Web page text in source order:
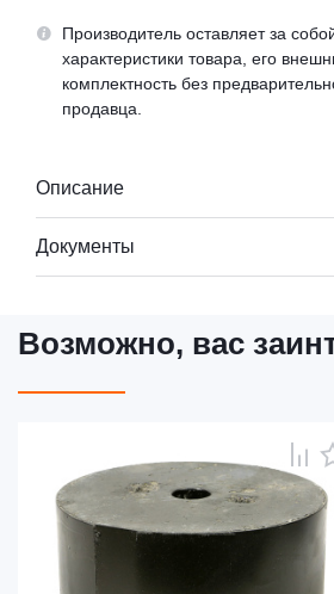
Производитель оставляет за
характеристики товара, его
комплектность без
продавца.
Описание
Документы
Возможно, вас